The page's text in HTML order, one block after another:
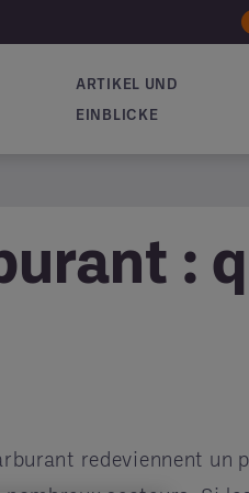
ARTIKEL UND
EINBLICKE
:
redeviennent un